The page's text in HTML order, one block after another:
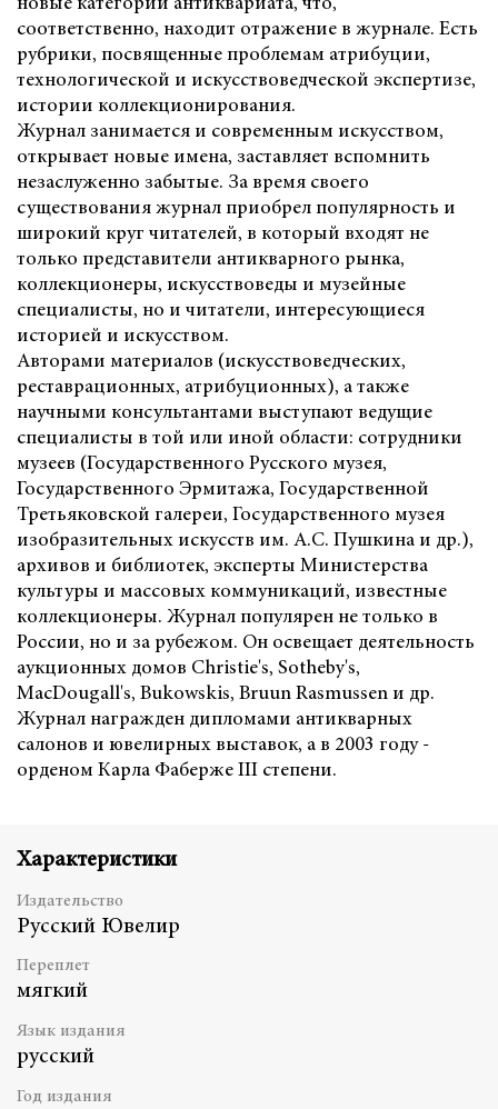
новые категории антиквариата, что,
соответственно, находит отражение в журнале. Есть
рубрики, посвященные проблемам атрибуции,
технологической и искусствоведческой экспертизе,
истории коллекционирования.
Журнал занимается и современным искусством,
открывает новые имена, заставляет вспомнить
незаслуженно забытые. За время своего
существования журнал приобрел популярность и
широкий круг читателей, в который входят не
только представители антикварного рынка,
коллекционеры, искусствоведы и музейные
специалисты, но и читатели, интересующиеся
историей и искусством.
Авторами материалов (искусствоведческих,
реставрационных, атрибуционных), а также
научными консультантами выступают ведущие
специалисты в той или иной области: сотрудники
музеев (Государственного Русского музея,
Государственного Эрмитажа, Государственной
Третьяковской галереи, Государственного музея
изобразительных искусств им. А.С. Пушкина и др.),
архивов и библиотек, эксперты Министерства
культуры и массовых коммуникаций, известные
коллекционеры. Журнал популярен не только в
России, но и за рубежом. Он освещает деятельность
аукционных домов Christie's, Sotheby's,
MacDougall's, Bukowskis, Bruun Rasmussen и др.
Журнал награжден дипломами антикварных
салонов и ювелирных выставок, а в 2003 году -
орденом Карла Фаберже III степени.
Характеристики
Издательство
Русский Ювелир
Переплет
мягкий
Язык издания
русский
Год издания